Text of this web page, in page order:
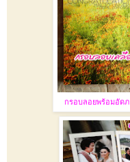
กรอบลอยพร้อมอัด